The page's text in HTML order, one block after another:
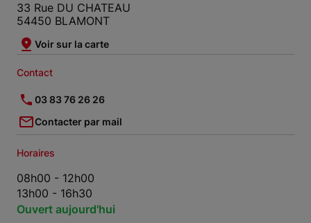
33 Rue DU CHATEAU
54450 BLAMONT
Voir sur la carte
Contact
03 83 76 26 26
Contacter par mail
Horaires
08h00 - 12h00
13h00 - 16h30
Ouvert aujourd'hui